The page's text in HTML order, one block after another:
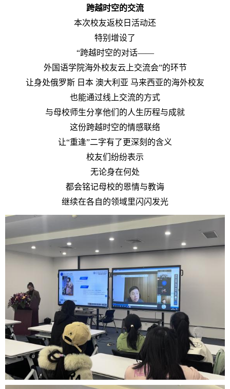
跨越时空的交流
本次校友返校日活动还
特别增设了
“跨越时空的对话——
外国语学院海外校友云上交流会”的环节
让身处俄罗斯 日本 澳大利亚 马来西亚的海外校友
也能通过线上交流的方式
与母校师生分享他们的人生历程与成就
这份跨越时空的情感联络
让“重逢”二字有了更深刻的含义
校友们纷纷表示
无论身在何处
都会铭记母校的恩情与教诲
继续在各自的领域里闪闪发光